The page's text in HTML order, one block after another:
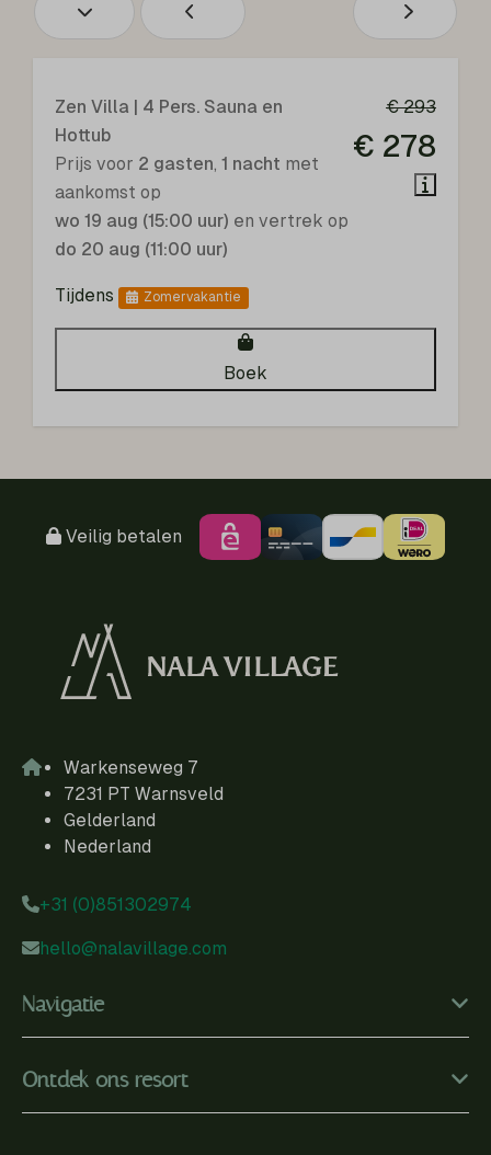
Warmtepomp Ventilatie
Wifi: Gratis
€ 293
€ 278
Zen Villa | 4 Pers. Sauna en
Hottub
Prijs voor 2 gasten, 1 nacht met
aankomst op
wo 19 aug (15:00 uur) en vertrek op
do 20 aug (11:00 uur)
Tijdens Zomervakantie
Boek
Veilig betalen
Warkenseweg 7
7231 PT Warnsveld
Gelderland
Nederland
+31 (0)851302974
hello@nalavillage.com
Navigatie
Ontdek ons resort